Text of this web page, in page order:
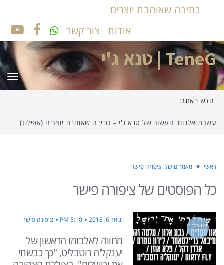
כתיבה שאוהבת יוצרים
אודות
צור קשר
TeneG | טנא ג'י
חדש באתר:
עשרת אלבומי העשור של טנא ג'י – כתיבה שאוהבת יוצרים (אפילוג)
ראשי ♥ מאמרים של: ציפורה פישר
כל הפוסטים שלציפורה פישר
מוצג בדף בי
ת
ינואר 6, 2018 5:10 PM ציפורה פישר
מחווה לאלבומו הראשון של
יענקל'ה רוטבליט, "כך כבשתי